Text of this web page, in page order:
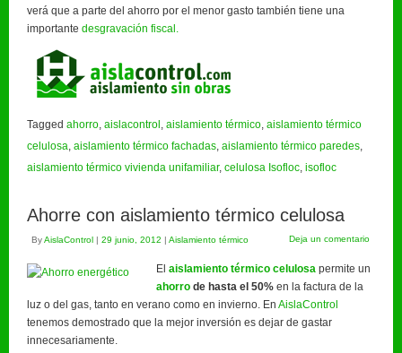
verá que a parte del ahorro por el menor gasto también tiene una
importante desgravación fiscal.
Tagged ahorro, aislacontrol , aislamiento térmico, aislamiento térmico
celulosa, aislamiento térmico fachadas, aislamiento térmico paredes,
aislamiento térmico vivienda unifamiliar, celulosa Isofloc, isofloc
Ahorre con aislamiento térmico celulosa
ByAislaControl | 29 junio, 2012 | Aislamiento térmico Deja un comentario
El aislamiento térmico celulosa permite un
ahorro de hasta el 50% en la factura de la
luz o del gas, tanto en verano como en invierno. En AislaControl
tenemos demostrado que la mejor inversión es dejar de gastar
innecesariamente.